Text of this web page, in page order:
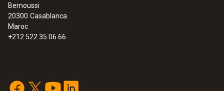
Bernoussi
20300 Casablanca
Maroc
+212 522 35 06 66